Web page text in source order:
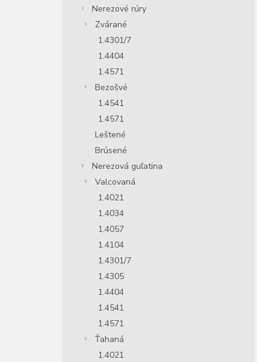
Nerezové rúry
Zvárané
1.4301/7
1.4404
1.4571
Bezošvé
1.4541
1.4571
Leštené
Brúsené
Nerezová guľatina
Valcovaná
1.4021
1.4034
1.4057
1.4104
1.4301/7
1.4305
1.4404
1.4541
1.4571
Ťahaná
1.4021